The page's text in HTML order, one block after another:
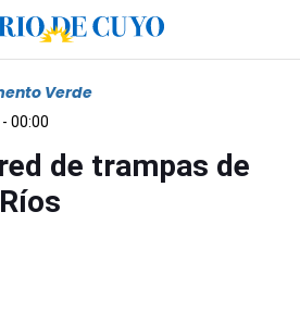
Verde
00:00
de trampas de